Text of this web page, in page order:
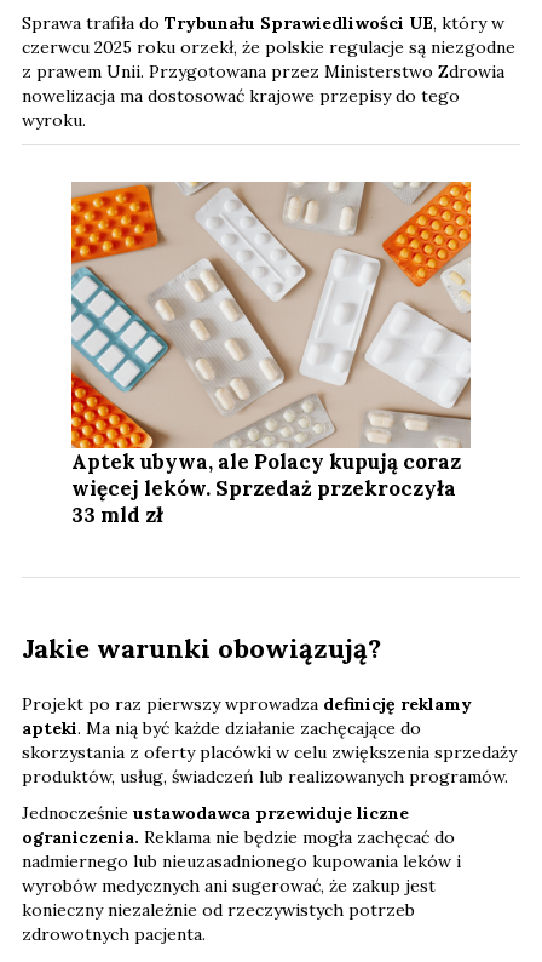
Sprawa trafiła do Trybunału Sprawiedliwości UE, który w
czerwcu 2025 roku orzekł, że polskie regulacje są niezgodne
z prawem Unii. Przygotowana przez Ministerstwo Zdrowia
nowelizacja ma dostosować krajowe przepisy do tego
wyroku.
Aptek ubywa, ale Polacy kupują coraz
więcej leków. Sprzedaż przekroczyła
33 mld zł
Jakie warunki obowiązują?
Projekt po raz pierwszy wprowadza definicję reklamy
apteki. Ma nią być każde działanie zachęcające do
skorzystania z oferty placówki w celu zwiększenia sprzedaży
produktów, usług, świadczeń lub realizowanych programów.
Jednocześnie ustawodawca przewiduje liczne
ograniczenia. Reklama nie będzie mogła zachęcać do
nadmiernego lub nieuzasadnionego kupowania leków i
wyrobów medycznych ani sugerować, że zakup jest
konieczny niezależnie od rzeczywistych potrzeb
zdrowotnych pacjenta.